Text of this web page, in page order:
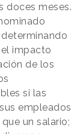
doces meses.
impacto
de los
si las
empleados
un salario;